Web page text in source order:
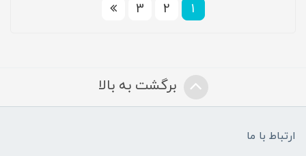
1
2
3
برگشت به بالا
ارتباط با ما